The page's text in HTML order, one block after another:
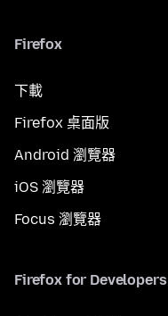
Firefox
下載
Firefox 桌面版
Android 瀏覽器
iOS 瀏覽器
Focus 瀏覽器
Firefox for Developers